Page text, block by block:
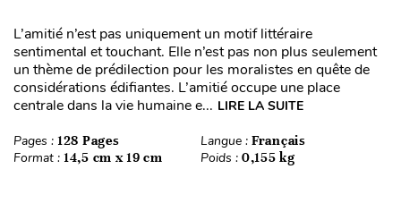
L’amitié n’est pas uniquement un motif littéraire
sentimental et touchant. Elle n’est pas non plus seulement
un thème de prédilection pour les moralistes en quête de
considérations édifiantes. L’amitié occupe une place
centrale dans la vie humaine e... LIRE LA SUITE
Pages : 128 Pages Langue : Français
Format : 14,5 cm x 19 cm Poids : 0,155 kg